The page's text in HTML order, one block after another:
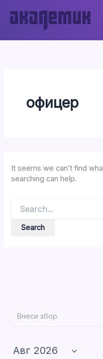
content
офицер
It seems we can’t find
searching can help.
for: